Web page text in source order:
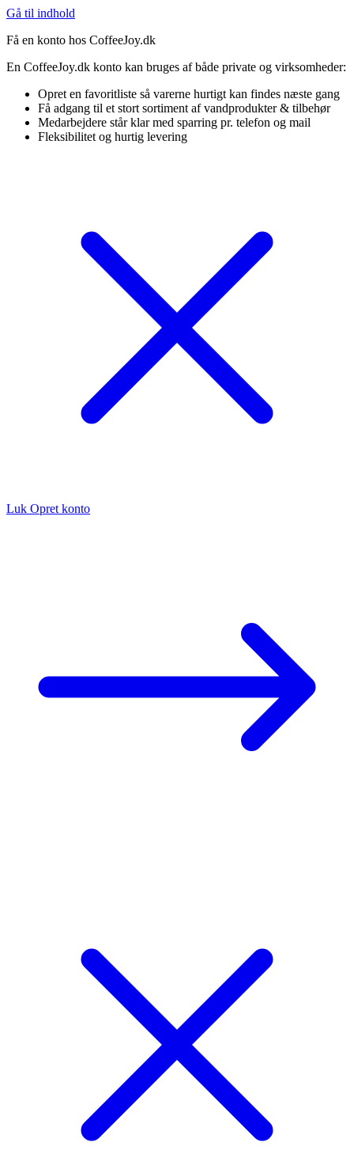
Gå til indhold
Få en konto hos CoffeeJoy.dk
En CoffeeJoy.dk konto kan bruges af både private og virksomheder:
Opret en favoritliste så varerne hurtigt kan findes næste gang
Få adgang til et stort sortiment af vandprodukter & tilbehør
Medarbejdere står klar med sparring pr. telefon og mail
Fleksibilitet og hurtig levering
Luk Opret konto